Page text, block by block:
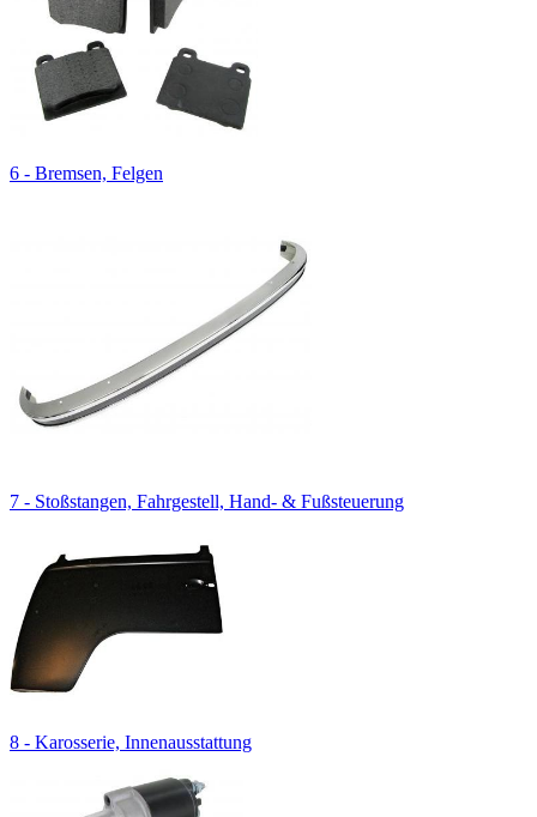
6 - Bremsen, Felgen
7 - Stoßstangen, Fahrgestell, Hand- & Fußsteuerung
8 - Karosserie, Innenausstattung